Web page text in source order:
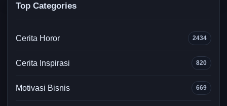
Top Categories
Cerita Horor 2434
Cerita Inspirasi 820
Motivasi Bisnis 669